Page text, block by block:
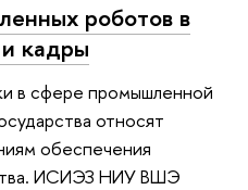
роботов в
кадры
в сфере промышленной
относят
обеспечения
ИСИЭЗ НИУ ВШЭ